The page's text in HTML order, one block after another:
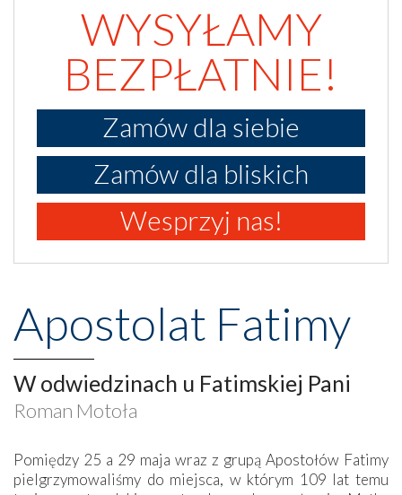
WYSYŁAMY
BEZPŁATNIE!
Zamów dla siebie
Zamów dla bliskich
Wesprzyj nas!
Apostolat Fatimy
W odwiedzinach u Fatimskiej Pani
Roman Motoła
Pomiędzy 25 a 29 maja wraz z grupą Apostołów Fatimy
pielgrzymowaliśmy do miejsca, w którym 109 lat temu